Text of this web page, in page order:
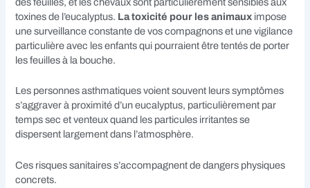
toxines de l’eucalyptus. La toxicité pour les animaux impose
une surveillance constante de vos compagnons et une vigilance
particulière avec les enfants qui pourraient être tentés de porter
les feuilles à la bouche.
Les personnes asthmatiques voient souvent leurs symptômes
s’aggraver à proximité d’un eucalyptus, particulièrement par
temps sec et venteux quand les particules irritantes se
dispersent largement dans l’atmosphère.
Ces risques sanitaires s’accompagnent de dangers physiques
concrets.